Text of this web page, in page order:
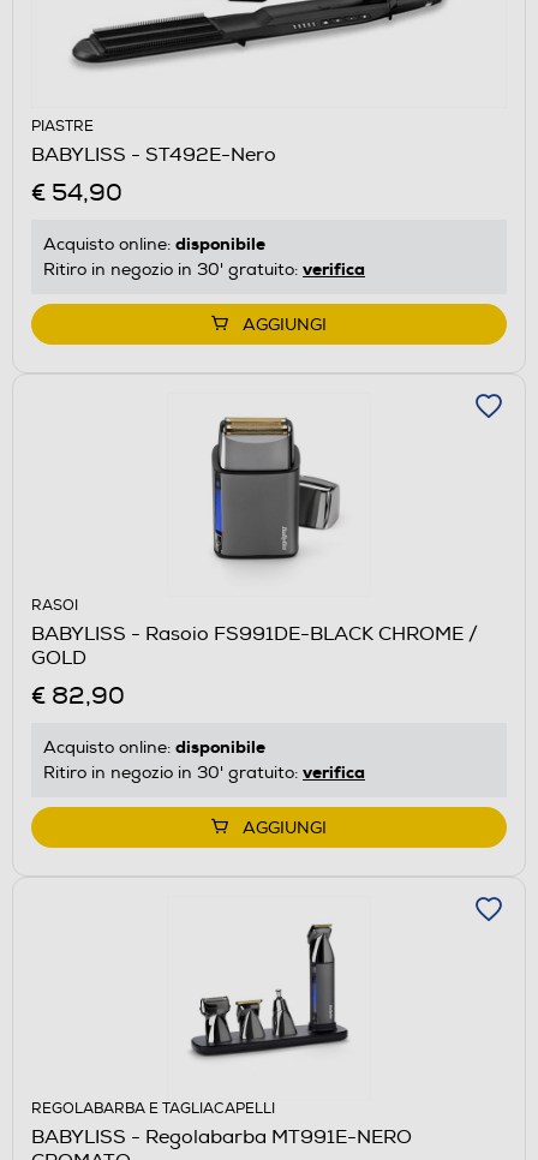
PIASTRE
BABYLISS - ST492E-Nero
€ 54,90
Acquisto online: disponibile
Ritiro in negozio in 30' gratuito: verifica
AGGIUNGI
RASOI
BABYLISS - Rasoio FS991DE-BLACK CHROME /
GOLD
€ 82,90
Acquisto online: disponibile
Ritiro in negozio in 30' gratuito: verifica
AGGIUNGI
REGOLABARBA E TAGLIACAPELLI
BABYLISS - Regolabarba MT991E-NERO